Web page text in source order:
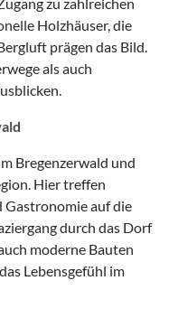
Holzhäuser, die
prägen das Bild.
als auch
Bregenzerwald und
Hier treffen
auf die
durch das Dorf
moderne Bauten
Lebensgefühl im